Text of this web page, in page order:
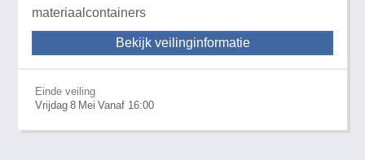
materiaalcontainers
Bekijk veilinginformatie
Einde veiling
Vrijdag 8 Mei Vanaf 16:00